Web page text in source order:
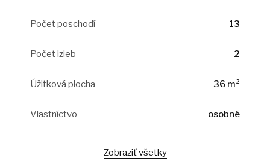
Počet poschodí 13
Počet izieb 2
Úžitková plocha 36 m²
Vlastníctvo osobné
Zobraziť všetky